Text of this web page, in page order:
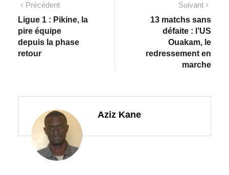
Précédent
Ligue 1 : Pikine, la
pire équipe
depuis la phase
retour
Suivant
13 matchs sans
défaite : l’US
Ouakam, le
redressement en
marche
Aziz Kane